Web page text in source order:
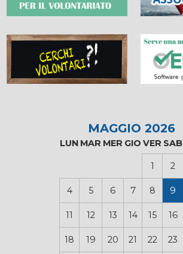
MAGGIO 2026
LUN MAR MER GIO VER SAB
1 2
4 5 6 7 8 9
11 12 13 14 15 16
18 19 20 21 22 23